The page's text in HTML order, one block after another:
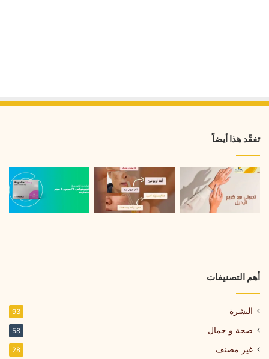
تفقّد هذا أيضاً
أهم التصنيفات
البشرة 93
صحة و جمال 58
غير مصنف 28